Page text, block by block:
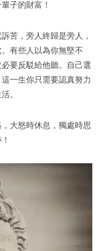
子的財富！
苦，旁人終歸是旁人，
有些人以為你無堅不
要反駁給他聽。自己選
一生你只需要認真努力
。
大怒時休息，獨處時思